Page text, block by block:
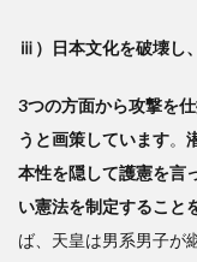
ⅲ）日本文化を破壊し
3つの方面から攻撃を
うと画策しています。
本性を隠して護憲を言
い憲法を制定すること
ば、天皇は男系男子が